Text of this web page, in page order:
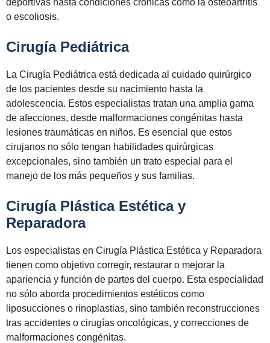
o escoliosis.
Cirugía Pediátrica
La Cirugía Pediátrica está dedicada al cuidado quirúrgico
de los pacientes desde su nacimiento hasta la
adolescencia. Estos especialistas tratan una amplia gama
de afecciones, desde malformaciones congénitas hasta
lesiones traumáticas en niños. Es esencial que estos
cirujanos no sólo tengan habilidades quirúrgicas
excepcionales, sino también un trato especial para el
manejo de los más pequeños y sus familias.
Cirugía Plástica Estética y
Reparadora
Los especialistas en Cirugía Plástica Estética y Reparadora
tienen como objetivo corregir, restaurar o mejorar la
apariencia y función de partes del cuerpo. Esta especialidad
no sólo aborda procedimientos estéticos como
liposucciones o rinoplastias, sino también reconstrucciones
tras accidentes o cirugías oncológicas, y correcciones de
malformaciones congénitas.